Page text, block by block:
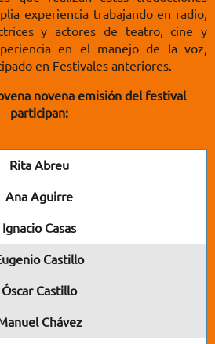
experiencia trabajando en radio,
y actores de teatro, cine y
en el manejo de la voz,
en Festivales anteriores.
novena emisión del festival
participan:
Rita Abreu
Ana Aguirre
Ignacio Casas
Castillo
Óscar Castillo
Chávez